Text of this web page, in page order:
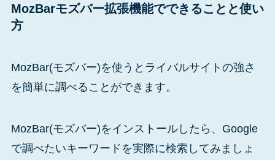
MozBarモズバー拡張機能でできることと使い
方
MozBar(モズバー)を使うとライバルサイトの強さ
を簡単に調べることができます。
MozBar(モズバー)をインストールしたら、Google
で調べたいキーワードを実際に検索してみましょ